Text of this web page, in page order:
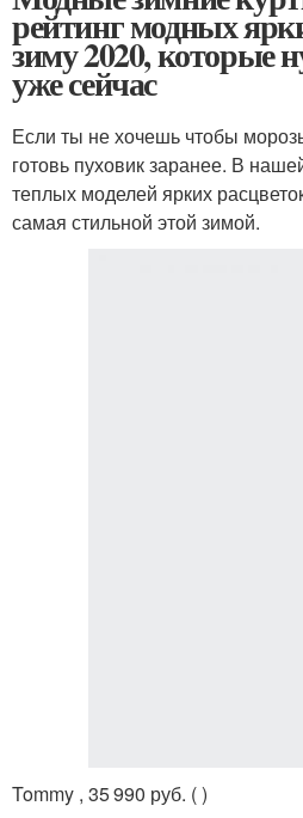
рейтинг модных
зиму 2020, которые
уже сейчас
Если ты не хочешь чтобы
готовь пуховик заранее. В
теплых моделей ярких
самая стильной этой зимой.
Tommy , 35 990 руб. ( )